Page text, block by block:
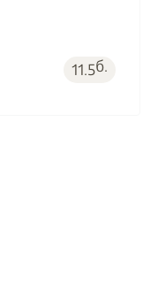
11.5б.